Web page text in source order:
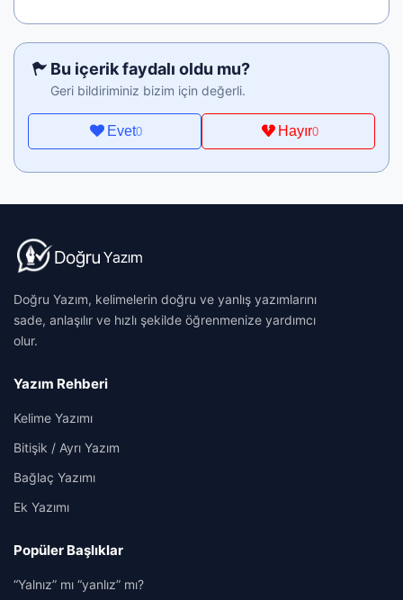
Bu içerik faydalı oldu mu?
Geri bildiriminiz bizim için değerli.
Evet0 Hayır0
Doğru Yazım, kelimelerin doğru ve yanlış yazımlarını
sade, anlaşılır ve hızlı şekilde öğrenmenize yardımcı
olur.
Yazım Rehberi
Kelime Yazımı
Bitişik / Ayrı Yazım
Bağlaç Yazımı
Ek Yazımı
Popüler Başlıklar
“Yalnız” mı “yanlız” mı?